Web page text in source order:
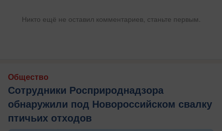
Никто ещё не оставил комментариев, станьте первым.
Общество
Сотрудники Росприроднадзора
обнаружили под Новороссийском свалку
птичьих отходов